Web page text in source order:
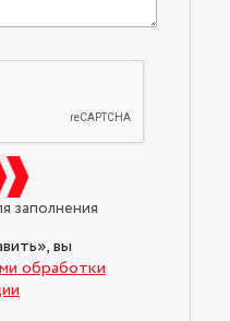
заполнения
вы
обработки